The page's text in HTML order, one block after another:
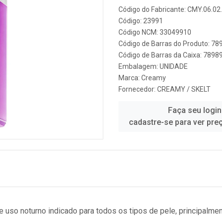
Código do Fabricante:
Código: 23991
Código NCM: 33049910
Código de Barras do Produto:
Código de Barras da Caixa:
Embalagem: UNIDADE
Marca: Creamy
Fornecedor: CREAMY / SKELT
Faça seu
cadastre-se para ver
uso noturno indicado para todos os tipos de pele,